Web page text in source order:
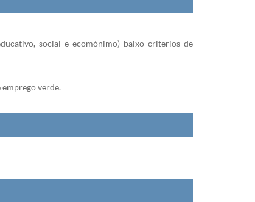
social e ecomónimo) baixo criterios de
verde.